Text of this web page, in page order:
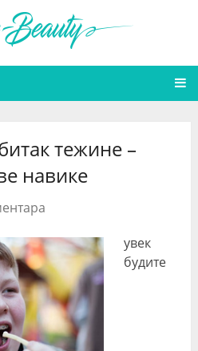
тежине –
навике
увек
будите